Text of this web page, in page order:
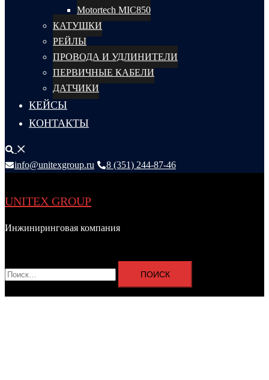
Motortech MIC850
КАТУШКИ
РЕЙЛЫ
ПРОВОДА И УДЛИНИТЕЛИ
ПЕРВИЧНЫЕ КАБЕЛИ
ДАТЧИКИ
КЕЙСЫ
КОНТАКТЫ
Поиск
info@unitexgroup.ru
8 (351) 244-87-46
UNITEX GROUP
Инжиниринговая компания
меню
Найти: